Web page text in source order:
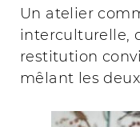
Un atelier
interculturelle,
restitution
mêlant les